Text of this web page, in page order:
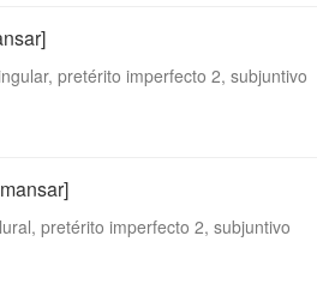
pretérito imperfecto 2, subjuntivo
pretérito imperfecto 2, subjuntivo